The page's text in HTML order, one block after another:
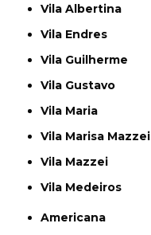
Vila Albertina
Vila Endres
Vila Guilherme
Vila Gustavo
Vila Maria
Vila Marisa Mazzei
Vila Mazzei
Vila Medeiros
Americana